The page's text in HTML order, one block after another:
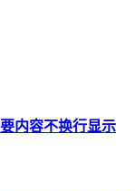
内容不换行显示